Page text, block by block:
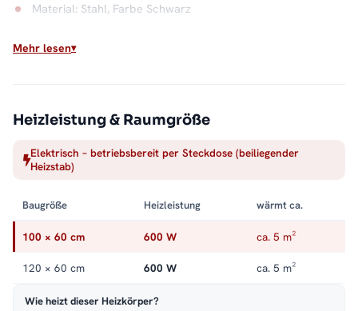
Material: Stahl, Farbe Schwarz
Heizsystem: Wärme auf Abruf, auch in Räumen ohne
Heizungsanschluss. Der Stahlkorpus verteilt sie gleichmäßig
über die gesamte Front in Schwarz. Alle Größen und
Ausführungen finden Sie in der Kategorie
Mehr lesen
Heizleistung & Raumgröße
Elektrisch – betriebsbereit per Steckdose (beiliegender
Heizstab)
Baugröße Heizleistung wärmt ca.
100 × 60 cm 600 W ca. 5 m²
120 × 60 cm 600 W ca. 5 m²
Wie heizt dieser Heizkörper?